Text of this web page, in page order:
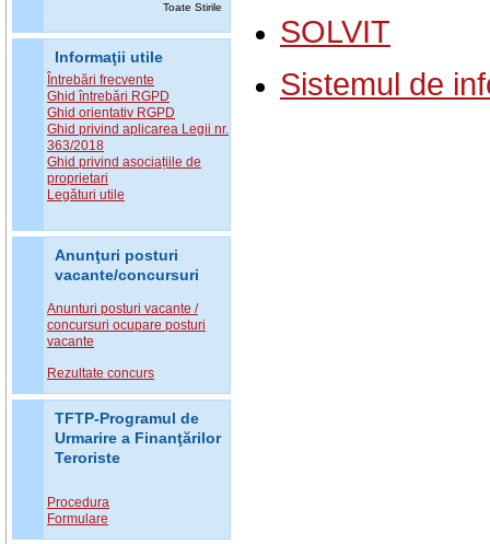
Toate Stirile
Informaţii utile
Întrebări frecvente
Ghid întrebări RGPD
Ghid orientativ RGPD
Ghid privind aplicarea Legii nr.
363/2018
Ghid privind asociațiile de
proprietari
Legături utile
Anunţuri posturi
vacante/concursuri
Anunturi posturi vacante /
concursuri ocupare posturi
vacante
Rezultate concurs
TFTP-Programul de
Urmarire a Finanţărilor
Teroriste
Procedura
Formulare
SOLVIT
Sistemul de